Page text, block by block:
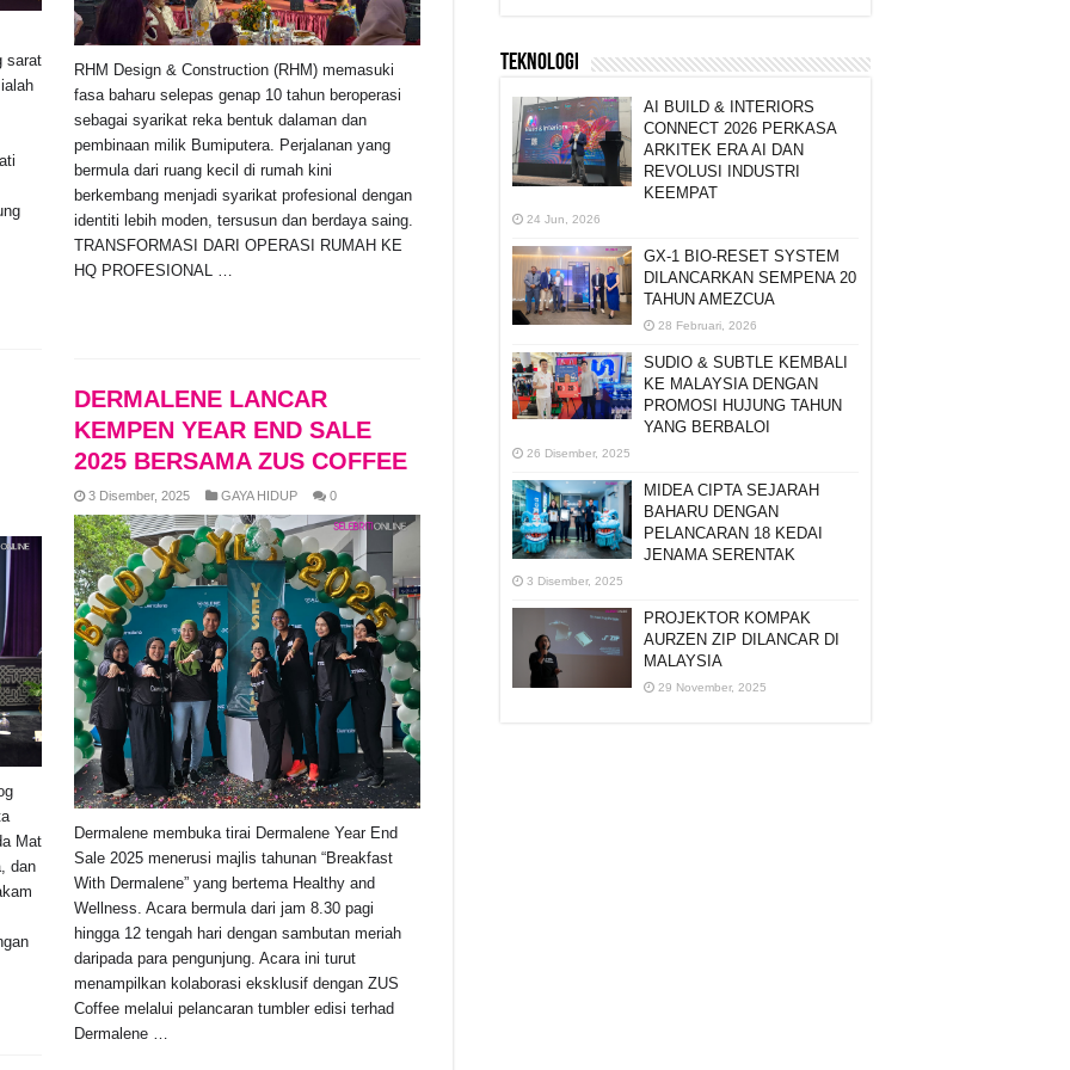
RHM Design & Construction (RHM) memasuki
fasa baharu selepas genap 10 tahun beroperasi
sebagai syarikat reka bentuk dalaman dan
pembinaan milik Bumiputera. Perjalanan yang
bermula dari ruang kecil di rumah kini
berkembang menjadi syarikat profesional dengan
identiti lebih moden, tersusun dan berdaya saing.
TRANSFORMASI DARI OPERASI RUMAH KE
HQ PROFESIONAL …
sarat
Mat
dan
DERMALENE LANCAR
KEMPEN YEAR END SALE
2025 BERSAMA ZUS COFFEE
3 Disember, 2025 GAYA HIDUP 0
Dermalene membuka tirai Dermalene Year End
Sale 2025 menerusi majlis tahunan “Breakfast
With Dermalene” yang bertema Healthy and
Wellness. Acara bermula dari jam 8.30 pagi
hingga 12 tengah hari dengan sambutan meriah
daripada para pengunjung. Acara ini turut
menampilkan kolaborasi eksklusif dengan ZUS
Coffee melalui pelancaran tumbler edisi terhad
Dermalene …
TEKNOLOGI
AI BUILD & INTERIORS
CONNECT 2026 PERKASA
ARKITEK ERA AI DAN
REVOLUSI INDUSTRI
KEEMPAT
24 Jun, 2026
GX-1 BIO-RESET SYSTEM
DILANCARKAN SEMPENA 20
TAHUN AMEZCUA
28 Februari, 2026
SUDIO & SUBTLE KEMBALI
KE MALAYSIA DENGAN
PROMOSI HUJUNG TAHUN
YANG BERBALOI
26 Disember, 2025
MIDEA CIPTA SEJARAH
BAHARU DENGAN
PELANCARAN 18 KEDAI
JENAMA SERENTAK
3 Disember, 2025
PROJEKTOR KOMPAK
AURZEN ZIP DILANCAR DI
MALAYSIA
29 November, 2025